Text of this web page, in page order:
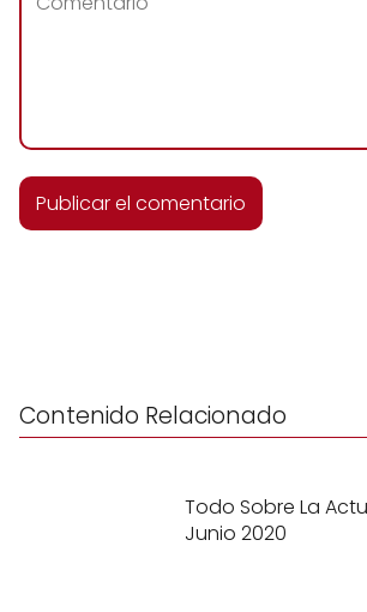
Contenido Relacionado
Todo Sobre La
Junio 2020